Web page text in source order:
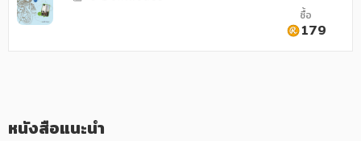
การเกษตร ชีววิทยา
ภาษาศาสตร์
ซื้อ
179
หนังสือแนะนำ